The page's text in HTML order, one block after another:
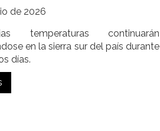
de 2026
temperaturas continuarán
en la sierra sur del país durante
días.